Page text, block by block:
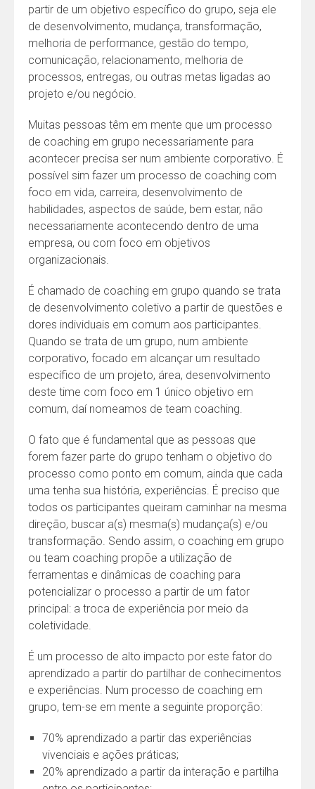
partir de um objetivo específico do grupo, seja ele
de desenvolvimento, mudança, transformação,
melhoria de performance, gestão do tempo,
comunicação, relacionamento, melhoria de
processos, entregas, ou outras metas ligadas ao
projeto e/ou negócio.
Muitas pessoas têm em mente que um processo
de coaching em grupo necessariamente para
acontecer precisa ser num ambiente corporativo. É
possível sim fazer um processo de coaching com
foco em vida, carreira, desenvolvimento de
habilidades, aspectos de saúde, bem estar, não
necessariamente acontecendo dentro de uma
empresa, ou com foco em objetivos
organizacionais.
É chamado de coaching em grupo quando se trata
de desenvolvimento coletivo a partir de questões e
dores individuais em comum aos participantes.
Quando se trata de um grupo, num ambiente
corporativo, focado em alcançar um resultado
específico de um projeto, área, desenvolvimento
deste time com foco em 1 único objetivo em
comum, daí nomeamos de team coaching.
O fato que é fundamental que as pessoas que
forem fazer parte do grupo tenham o objetivo do
processo como ponto em comum, ainda que cada
uma tenha sua história, experiências. É preciso que
todos os participantes queiram caminhar na mesma
direção, buscar a(s) mesma(s) mudança(s) e/ou
transformação. Sendo assim, o coaching em grupo
ou team coaching propõe a utilização de
ferramentas e dinâmicas de coaching para
potencializar o processo a partir de um fator
principal: a troca de experiência por meio da
coletividade.
É um processo de alto impacto por este fator do
aprendizado a partir do partilhar de conhecimentos
e experiências. Num processo de coaching em
grupo, tem-se em mente a seguinte proporção:
70% aprendizado a partir das experiências
vivenciais e ações práticas;
20% aprendizado a partir da interação e partilha